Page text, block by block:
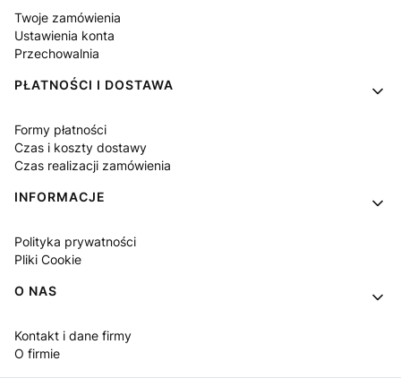
Twoje zamówienia
Ustawienia konta
Przechowalnia
PŁATNOŚCI I DOSTAWA
Formy płatności
Czas i koszty dostawy
Czas realizacji zamówienia
INFORMACJE
Polityka prywatności
Pliki Cookie
O NAS
Kontakt i dane firmy
O firmie